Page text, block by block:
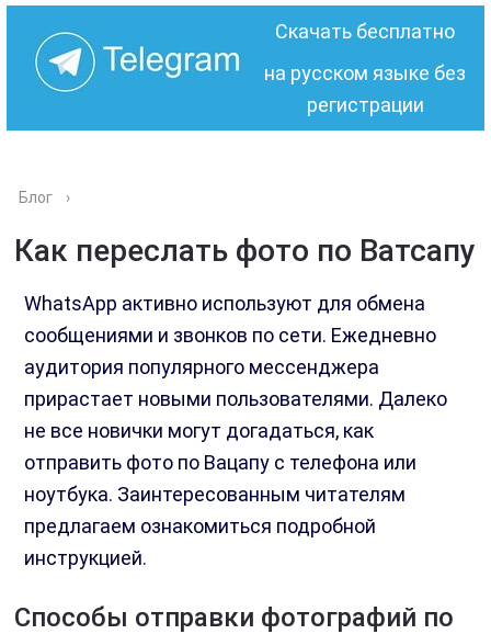
Скачать бесплатно
на русском языке без
регистрации
Блог ›
Как переслать фото по Ватсапу
WhatsApp активно используют для обмена
сообщениями и звонков по сети. Ежедневно
аудитория популярного мессенджера
прирастает новыми пользователями. Далеко
не все новички могут догадаться, как
отправить фото по Вацапу с телефона или
ноутбука. Заинтересованным читателям
предлагаем ознакомиться подробной
инструкцией.
Способы отправки фотографий по